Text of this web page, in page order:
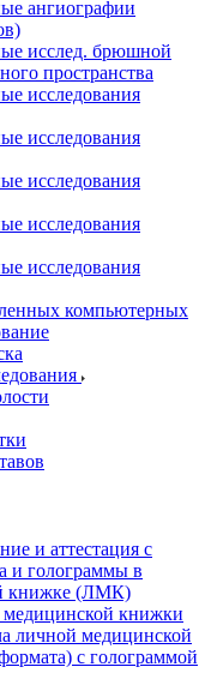
ангиографии
исслед. брюшной
пространства
исследования
исследования
исследования
исследования
исследования
компьютерных
и аттестация с
и голограммы в
книжке (ЛМК)
книжки
личной медицинской
с голограммой